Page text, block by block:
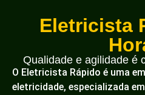
Eletricista
Qualidade e agilidade é
O Eletricista Rápido é uma
eletricidade, especializada